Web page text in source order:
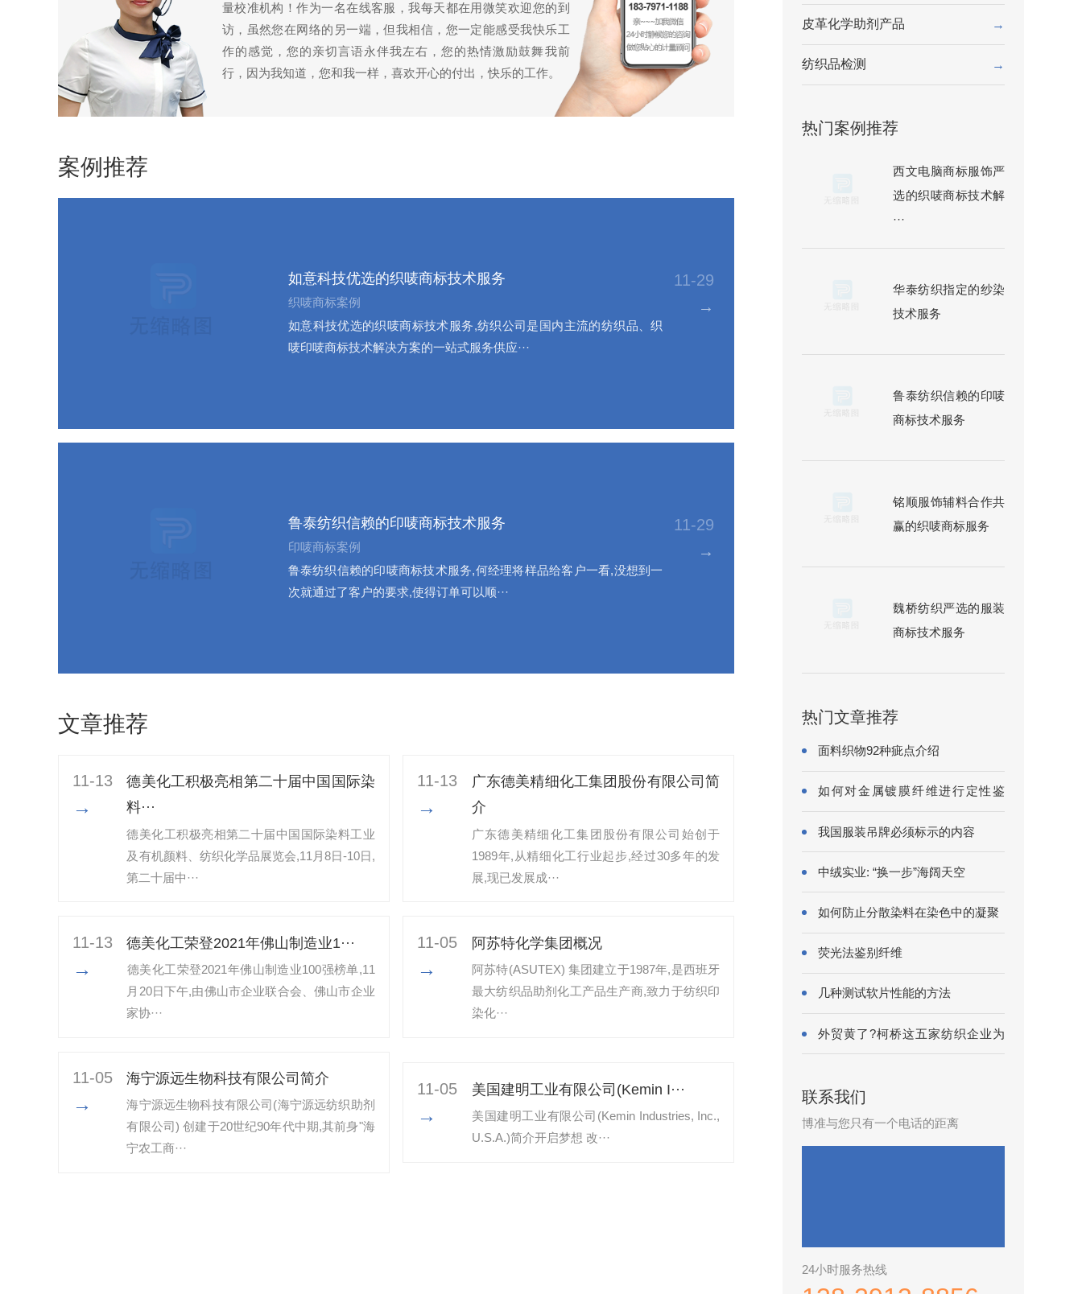
量校准机构！作为一名在线客服，我每天都在用微笑欢迎您的到
访，虽然您在网络的另一端，但我相信，您一定能感受我快乐工
作的感觉，您的亲切言语永伴我左右，您的热情激励鼓舞我前
行，因为我知道，您和我一样，喜欢开心的付出，快乐的工作。
案例推荐
如意科技优选的织唛商标技术服务
织唛商标案例
如意科技优选的织唛商标技术服务,纺织公司是国内主流的纺织品、织
唛印唛商标技术解决方案的一站式服务供应···
11-29
→
鲁泰纺织信赖的印唛商标技术服务
印唛商标案例
鲁泰纺织信赖的印唛商标技术服务,何经理将样品给客户一看,没想到一
次就通过了客户的要求,使得订单可以顺···
11-29
→
文章推荐
11-13
→
德美化工积极亮相第二十届中国国际染
料···
德美化工积极亮相第二十届中国国际染料工业
及有机颜料、纺织化学品展览会,11月8日-10日,
第二十届中···
11-13
→
广东德美精细化工集团股份有限公司简
介
广东德美精细化工集团股份有限公司始创于
1989年,从精细化工行业起步,经过30多年的发
展,现已发展成···
11-13
→
​德美化工荣登2021年佛山制造业1···
​德美化工荣登2021年佛山制造业100强榜单,11
月20日下午,由佛山市企业联合会、佛山市企业
家协···
11-05
→
阿苏特化学集团概况
阿苏特(ASUTEX) 集团建立于1987年,是西班牙
最大纺织品助剂化工产品生产商,致力于纺织印
染化···
11-05
→
海宁源远生物科技有限公司简介
海宁源远生物科技有限公司(海宁源远纺织助剂
有限公司) 创建于20世纪90年代中期,其前身"海
宁农工商···
11-05
→
美国建明工业有限公司(Kemin I···
美国建明工业有限公司(Kemin Industries, Inc.,
U.S.A.)简介开启梦想 改···
皮革化学助剂产品 →
纺织品检测 →
热门案例推荐
西文电脑商标服饰严
选的织唛商标技术解
···
华泰纺织指定的纱染
技术服务
鲁泰纺织信赖的印唛
商标技术服务
铭顺服饰辅料合作共
赢的织唛商标服务
魏桥纺织严选的服装
商标技术服务
热门文章推荐
面料织物92种疵点介绍
如何对金属镀膜纤维进行定性鉴
别?
我国服装吊牌必须标示的内容
中绒实业: “换一步”海阔天空
如何防止分散染料在染色中的凝聚
荧光法鉴别纤维
几种测试软片性能的方法
外贸黄了?柯桥这五家纺织企业为
何底气···
联系我们
博准与您只有一个电话的距离
24小时服务热线